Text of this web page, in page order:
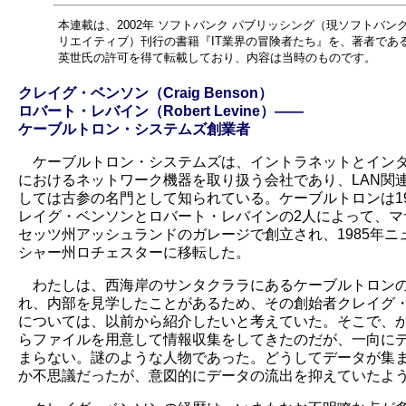
本連載は、2002年 ソフトバンク パブリッシング（現ソフトバン
リエイティブ）刊行の書籍『IT業界の冒険者たち』を、著者であ
英世氏の許可を得て転載しており、内容は当時のものです。
クレイグ・ベンソン（Craig Benson）
ロバート・レバイン（Robert Levine）――
ケーブルトロン・システムズ創業者
ケーブルトロン・システムズは、イントラネットとイン
におけるネットワーク機器を取り扱う会社であり、LAN関
しては古参の名門として知られている。ケーブルトロンは
レイグ・ベンソンとロバート・レバインの2人によって、
セッツ州アッシュランドのガレージで創立され、1985年ニ
シャー州ロチェスターに移転した。
わたしは、西海岸のサンタクララにあるケーブルトロン
れ、内部を見学したことがあるため、その創始者クレイグ
については、以前から紹介したいと考えていた。そこで、
らファイルを用意して情報収集をしてきたのだが、一向に
まらない。謎のような人物であった。どうしてデータが集
か不思議だったが、意図的にデータの流出を抑えていたよ